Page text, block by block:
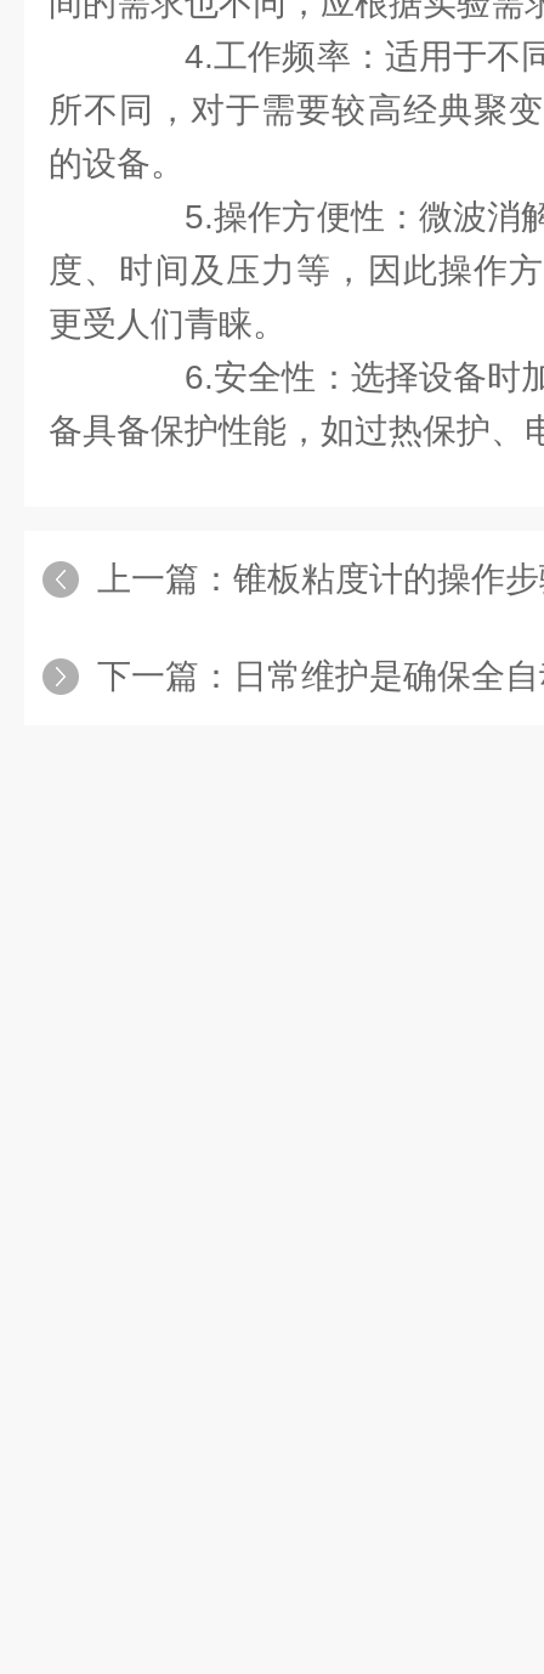
4.工作频率：适用于不
所不同，对于需要较高经典聚
的设备。
5.操作方便性：微波消
度、时间及压力等，因此操作
更受人们青睐。
6.安全性：选择设备时
备具备保护性能，如过热保护、
上一篇： 锥板粘度计的操作
下一篇： 日常维护是确保全自动馏